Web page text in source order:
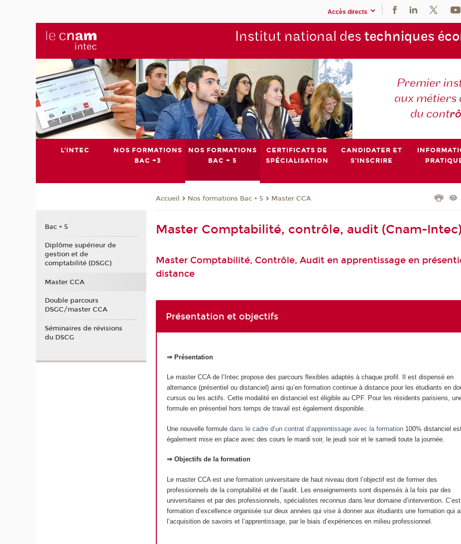
Accès directs
Institut national des techniques
Premier
aux métiers
du cont
L'INTEC
NOS FORMATIONS
BAC +3
NOS FORMATIONS
BAC + 5
CERTIFICATS DE
SPÉCIALISATION
CANDIDATER ET
S'INSCRIRE
Accueil Nos formations Bac + 5 Master CCA
Master Comptabilité, contrôle, audit (Cnam-Intec)
Master Comptabilité, Contrôle, Audit en apprentissage en
distance
Présentation et objectifs
⇒ Présentation
Le master CCA de l’Intec propose des parcours flexibles adaptés à chaque profil. Il est dispensé en
alternance (présentiel ou distanciel) ainsi qu’en formation continue à distance pour les étudiants en
cursus ou les actifs. Cette modalité en distanciel est éligible au CPF. Pour les résidents parisiens,
formule en présentiel hors temps de travail est également disponible.
Une nouvelle formule dans le cadre d’un contrat d’apprentissage avec la formation 100% distanciel
également mise en place avec des cours le mardi soir, le jeudi soir et le samedi toute la journée.
⇒ Objectifs de la formation
Le master CCA est une formation universitaire de haut niveau dont l’objectif est de former des
professionnels de la comptabilité et de l’audit. Les enseignements sont dispensés à la fois par des
universitaires et par des professionnels, spécialistes reconnus dans leur domaine d’intervention.
formation d’excellence organisée sur deux années qui vise à donner aux étudiants une formation qui
l’acquisition de savoirs et l’apprentissage, par le biais d’expériences en milieu professionnel.
Bac + 5
Diplôme supérieur de
gestion et de
comptabilité (DSGC)
Master CCA
Double parcours
DSGC/master CCA
Séminaires de révisions
du DSCG